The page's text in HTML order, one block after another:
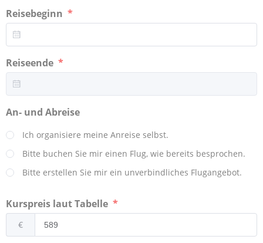
Reisebeginn
Reiseende
An- und Abreise
Ich organisiere meine Anreise selbst.
Bitte buchen Sie mir einen Flug, wie bereits besprochen.
Bitte erstellen Sie mir ein unverbindliches Flugangebot.
Kurspreis laut Tabelle
€